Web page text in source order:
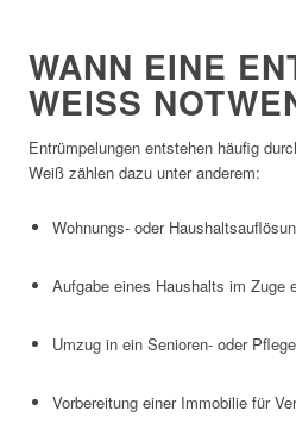
WANN EINE
WEISS
Entrümpelungen entstehen häufig
Weiß zählen dazu unter anderem:
Wohnungs- oder
Aufgabe eines Haushalts im Zuge
Umzug in ein Senioren- oder
Vorbereitung einer Immobilie für